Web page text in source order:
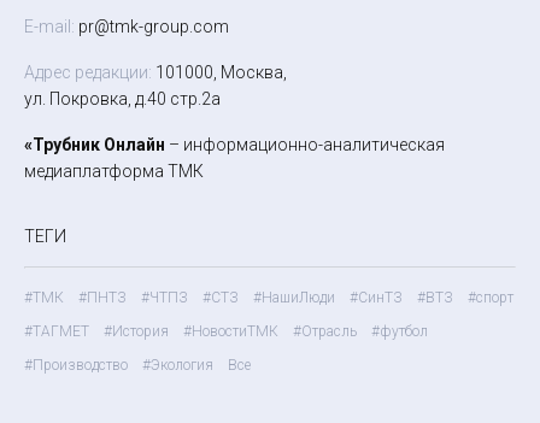
E-mail: pr@tmk-group.com
Адрес редакции: 101000, Москва,
ул. Покровка, д.40 стр.2а
«Трубник Онлайн – информационно-аналитическая
медиаплатформа ТМК
ТЕГИ
#ТМК #ПНТЗ #ЧТПЗ #СТЗ #НашиЛюди #СинТЗ #ВТЗ
#спорт
#ТАГМЕТ
#История #НовостиТМК #Отрасль
#футбол
#Производство
#Экология Все